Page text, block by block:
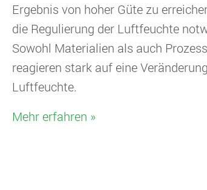
Ergebnis von hoher Güte zu
die Regulierung der Luftfeuchte
Sowohl Materialien als auch
reagieren stark auf eine
Luftfeuchte.
Mehr erfahren »